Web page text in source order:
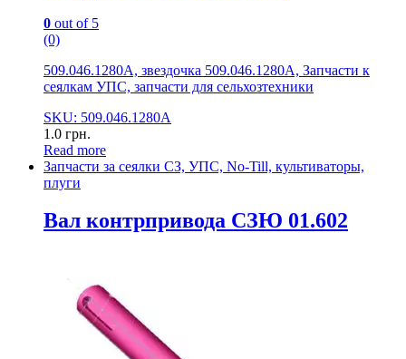
0 out of 5
(0)
509.046.1280А, звездочка 509.046.1280А, Запчасти к
сеялкам УПС, запчасти для сельхозтехники
SKU: 509.046.1280А
1.0 грн.
Read more
Запчасти за сеялки СЗ, УПС, No-Till, культиваторы,
плуги
Вал контрпривода СЗЮ 01.602